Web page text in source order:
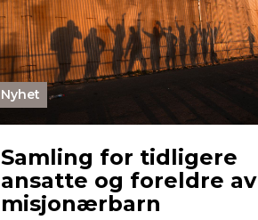
Nyhet
Samling for tidligere
ansatte og foreldre av
misjonærbarn